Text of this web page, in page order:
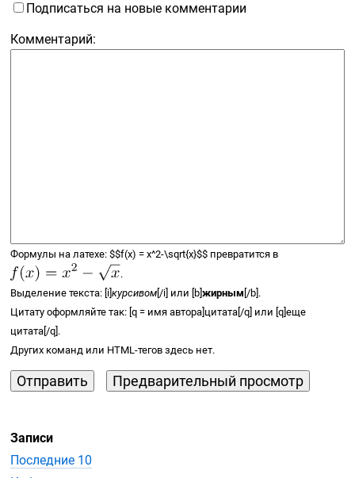
Подписаться на новые комментарии
Комментарий:
Формулы на латехе:$$f(x) =x^2-\sqrt{x}$$ превратится в
.
Выделение текста: [i]курсивом [/i] или [b]жирным [/b].
Цитату оформляйте так: [q = имя автора]цитата[/q] или [q]еще
цитата[/q].
Других команд или HTML-тегов здесь нет.
Записи
Последние 10